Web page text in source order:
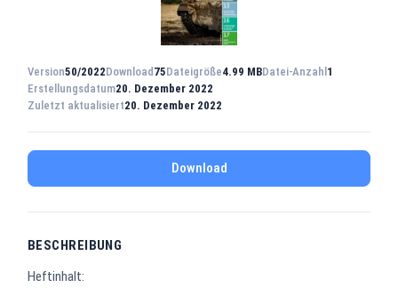
Version50/2022Download 75Dateigröße4.99 MBDatei-Anzahl 1
Erstellungsdatum20. Dezember 2022
Zuletzt aktualisiert20. Dezember 2022
Download
BESCHREIBUNG
Heftinhalt: